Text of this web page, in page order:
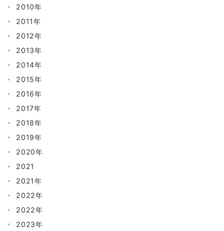
2010年
2011年
2012年
2013年
2014年
2015年
2016年
2017年
2018年
2019年
2020年
2021
2021年
2022年
2022年
2023年